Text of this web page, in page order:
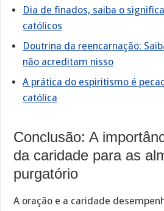
Dia de finados, saiba o
católicos
Doutrina da reencarnação:
não acreditam nisso
A prática do espiritismo é
católica
Conclusão: A
da caridade para as
purgatório
A oração e a caridade